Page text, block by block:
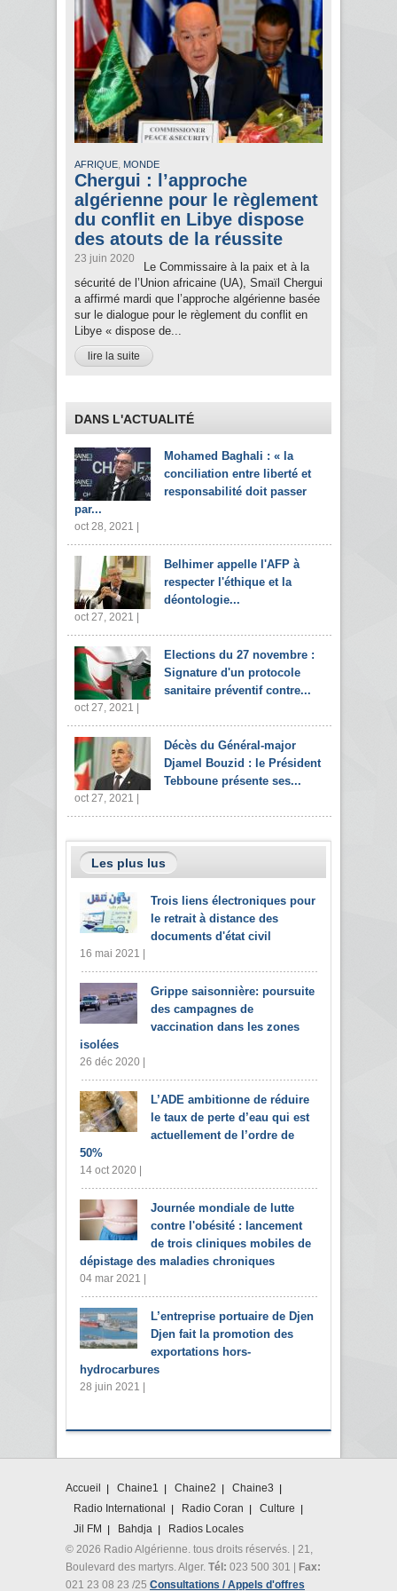
AFRIQUE, MONDE
Chergui : l’approche
algérienne pour le règlement
du conflit en Libye dispose
des atouts de la réussite
23 juin 2020
Le Commissaire à la paix et à la
sécurité de l’Union africaine (UA), Smaïl Chergui
a affirmé mardi que l’approche algérienne basée
sur le dialogue pour le règlement du conflit en
Libye « dispose de...
lire la suite
DANS L'ACTUALITÉ
Mohamed Baghali : « la
conciliation entre liberté et
responsabilité doit passer
par...
oct 28, 2021 |
Belhimer appelle l'AFP à
respecter l'éthique et la
déontologie...
oct 27, 2021 |
Elections du 27 novembre :
Signature d'un protocole
sanitaire préventif contre...
oct 27, 2021 |
Décès du Général-major
Djamel Bouzid : le Président
Tebboune présente ses...
oct 27, 2021 |
Les plus lus
Trois liens électroniques pour
le retrait à distance des
documents d'état civil
16 mai 2021 |
Grippe saisonnière: poursuite
des campagnes de
vaccination dans les zones
isolées
26 déc 2020 |
L’ADE ambitionne de réduire
le taux de perte d’eau qui est
actuellement de l’ordre de
50%
14 oct 2020 |
Journée mondiale de lutte
contre l'obésité : lancement
de trois cliniques mobiles de
dépistage des maladies chroniques
04 mar 2021 |
L’entreprise portuaire de Djen
Djen fait la promotion des
exportations hors-
hydrocarbures
28 juin 2021 |
Accueil Chaine1 Chaine2
Chaine3
Radio International
Radio Coran
Culture
Jil FM
Bahdja
Radios Locales
© 2026 Radio Algérienne. tous droits réservés. | 21,
Boulevard des martyrs. Alger. Tél: 023 500 301 |
Fax:
021 23 08 23 /25 Consultations / Appels d'offres